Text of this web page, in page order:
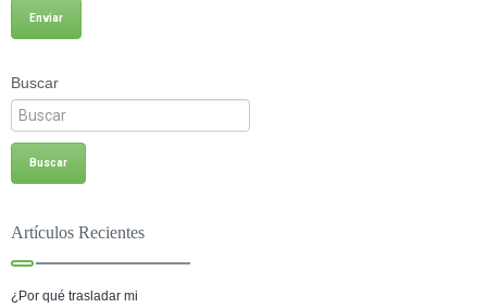
Buscar
Artículos Recientes
¿Por qué trasladar mi